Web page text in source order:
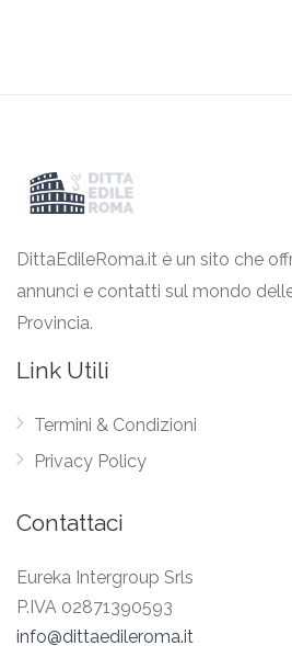
DittaEdileRoma.it è un sito che
annunci e contatti sul mondo
Provincia.
Link Utili
Termini & Condizioni
Privacy Policy
Contattaci
Eureka Intergroup Srls
P.IVA 02871390593
info@dittaedileroma.it